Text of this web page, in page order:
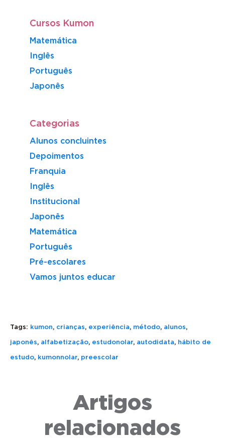
Cursos Kumon
Matemática
Inglês
Português
​Japonês
Categorias
Alunos concluintes
Depoimentos
Franquia
Inglês
Institucional
Japonês
Matemática
Português
Pré-escolares
Vamos juntos educar
Tags: kumon, crianças, experiência, método, alunos,
japonês, alfabetização, estudonolar, autodidata, hábito de
estudo, kumonnolar, preescolar
Artigos
relacionados
ENTENDA
SIGNIFICADO
CONHEÇA
O
JOGO
A